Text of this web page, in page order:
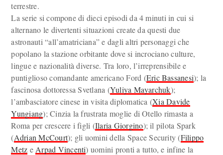
terrestre.
La serie si compone di dieci episodi da 4 minuti in cui si
alternano le divertenti situazioni create da questi due
astronauti “all’amatriciana” e dagli altri personaggi che
popolano la stazione orbitante dove si incrociano culture,
lingue e nazionalità diverse. Tra loro, l’irreprensibile e
puntiglioso comandante americano Ford (Eric Bassanesi); la
fascinosa dottoressa Svetlana (Yuliya Mayarchuk);
l’ambasciatore cinese in visita diplomatica (Xia Davide
Yungiang); Cinzia la frustrata moglie di Otello rimasta a
Roma per crescere i figli (Ilaria Giorgino); il pilota Spark
(Adrian McCourt); gli uomini della Space Security (Filippo
Metz e Arpad Vincenti) uomini pronti a tutto, e infine la